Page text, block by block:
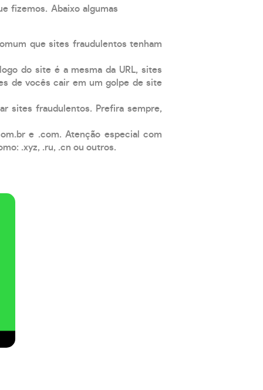
fizemos. Abaixo algumas
que sites fraudulentos tenham
do site é a mesma da URL, sites
de vocês cair em um golpe de site
sites fraudulentos. Prefira sempre,
e .com. Atenção especial com
.xyz, .ru, .cn ou outros.